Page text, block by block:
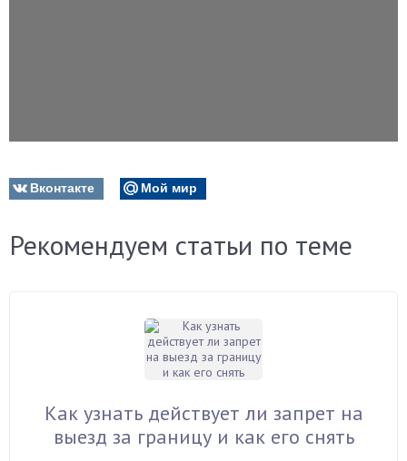
Вконтакте Мой мир
Рекомендуем статьи по теме
Как узнать действует ли запрет на
выезд за границу и как его снять